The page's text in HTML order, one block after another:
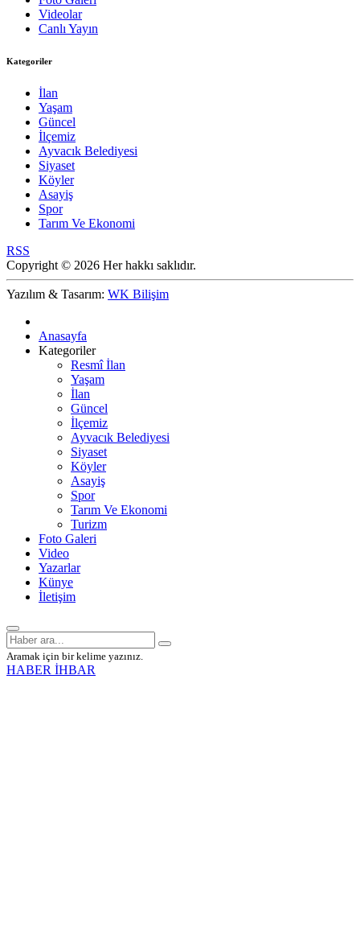
Videolar
Canlı Yayın
Kategoriler
İlan
Yaşam
Güncel
İlçemiz
Ayvacık Belediyesi
Siyaset
Köyler
Asayiş
Spor
Tarım Ve Ekonomi
RSS
Copyright © 2026 Her hakkı saklıdır.
Yazılım & Tasarım: WK Bilişim
Anasayfa
Kategoriler
Resmî İlan
Yaşam
İlan
Güncel
İlçemiz
Ayvacık Belediyesi
Siyaset
Köyler
Asayiş
Spor
Tarım Ve Ekonomi
Turizm
Foto Galeri
Video
Yazarlar
Künye
İletişim
Aramak için bir kelime yazınız.
HABER İHBAR